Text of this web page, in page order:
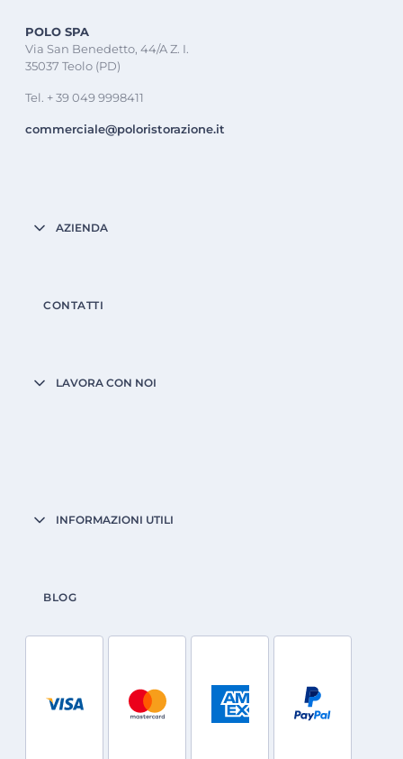
POLO SPA
Via San Benedetto, 44/A Z. I.
35037 Teolo (PD)
Tel. + 39 049 9998411
commerciale@poloristorazione.it
AZIENDA
CONTATTI
LAVORA CON NOI
INFORMAZIONI UTILI
BLOG